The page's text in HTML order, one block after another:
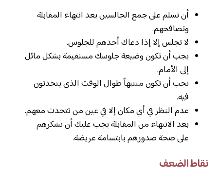
أن تسلم على جمع الجالسين بعد انتهاء المقابلة
وتصافحهم.
لا تجلس إلا إذا دعاك أحدهم للجلوس.
يجب أن تكون وضيعة جلوسك مستقيمة بشكل مائل
إلى الأمام.
يجب أن تكون منتبهاً طوال الوقت الذي يتحدثون
فيه.
عدم النظر في أي مكان إلا في عين من تتحدث معهم.
بعد الانتهاء من المقابلة يجب عليك أن تشكرهم
على صحة صدورهم بابتسامة عريضة.
نقاط الضعف